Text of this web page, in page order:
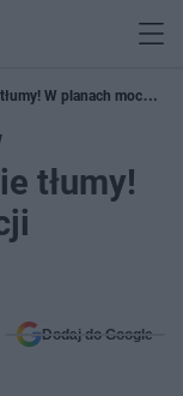
W planach moc
tłumy!
Dodaj do Google